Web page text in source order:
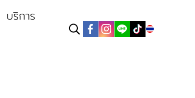
บริการ